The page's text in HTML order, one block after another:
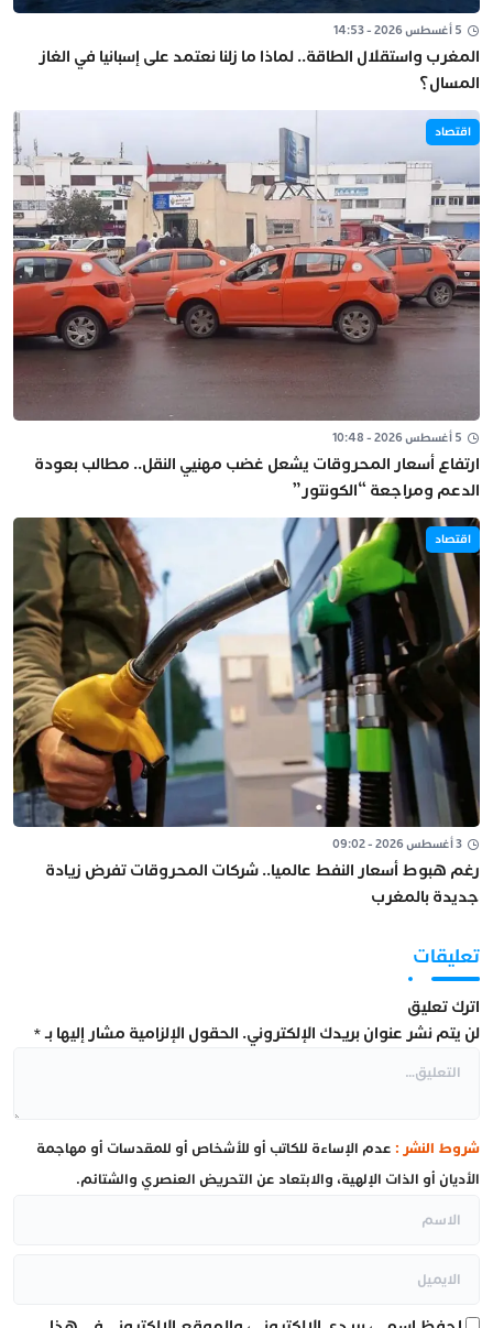
5 أغسطس 2026 - 14:53
المغرب واستقلال الطاقة.. لماذا ما زلنا نعتمد على إسبانيا في الغاز
المسال؟
اقتصاد
5 أغسطس 2026 - 10:48
ارتفاع أسعار المحروقات يشعل غضب مهنيي النقل.. مطالب بعودة
الدعم ومراجعة “الكونتور”
اقتصاد
3 أغسطس 2026 - 09:02
رغم هبوط أسعار النفط عالميا.. شركات المحروقات تفرض زيادة
جديدة بالمغرب
تعليقات
اترك تعليق
لن يتم نشر عنوان بريدك الإلكتروني. الحقول الإلزامية مشار إليها بـ*
شروط النشر : عدم الإساءة للكاتب أو للأشخاص أو للمقدسات أو مهاجمة
الأديان أو الذات الإلهية، والابتعاد عن التحريض العنصري والشتائم.